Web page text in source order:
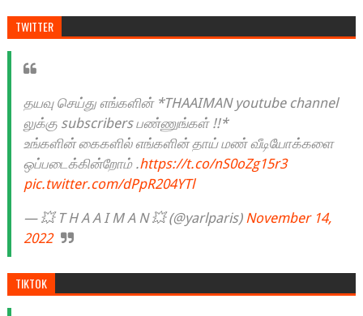
TWITTER
தயவு செய்து எங்களின் *THAAIMAN youtube channel
லுக்கு subscribers பண்ணுங்கள் !!*
உங்களின் கைகளில் எங்களின் தாய் மண் வீடியோக்களை
ஒப்படைக்கின்றோம் .https://t.co/nS0oZg15r3
pic.twitter.com/dPpR204YTl
— 💥 T H A A I M A N 💥 (@yarlparis) November 14,
2022
TIKTOK